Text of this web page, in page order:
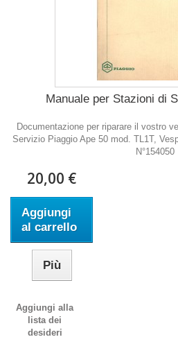
Manuale per Stazioni di
Documentazione per riparare il vostro
Servizio Piaggio Ape 50 mod. TL1T,
N°154050
20,00 €
Aggiungi
al carrello
Più
Aggiungi alla
lista dei
desideri